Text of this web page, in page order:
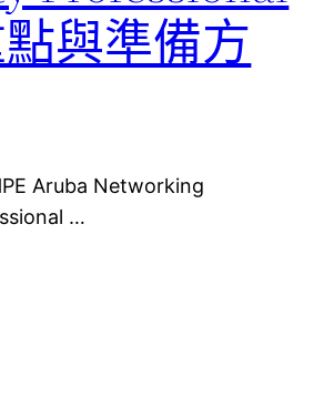
與準備方
Aruba Networking
…